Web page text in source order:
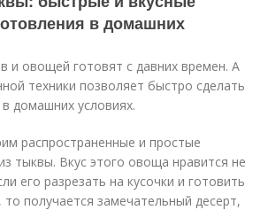
в домашних
и овощей готовят с давних времен. А
техники позволяет быстро сделать
домашних условиях.
распространенные и простые
тыквы. Вкус этого овоща нравится не
его разрезать на кусочки и готовить
получается замечательный десерт,